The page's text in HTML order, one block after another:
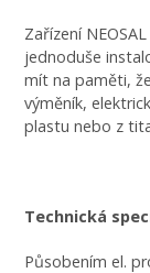
Zařízení
jednoduše
mít na paměti,
výměník,
plastu nebo z
Technická
Působením el.